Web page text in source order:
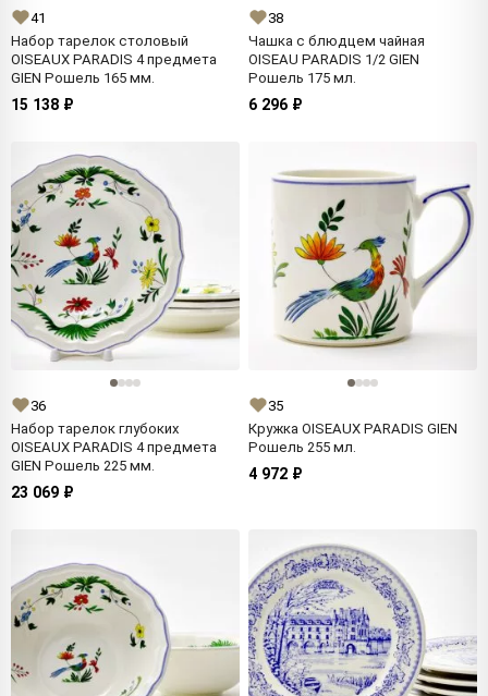
41
Набор тарелок столовый
OISEAUX PARADIS 4 предмета
GIEN Рошель 165 мм.
15 138 ₽
38
Чашка с блюдцем чайная
OISEAU PARADIS 1/2 GIEN
Рошель 175 мл.
6 296 ₽
36
Набор тарелок глубоких
OISEAUX PARADIS 4 предмета
GIEN Рошель 225 мм.
23 069 ₽
35
Кружка OISEAUX PARADIS GIEN
Рошель 255 мл.
4 972 ₽